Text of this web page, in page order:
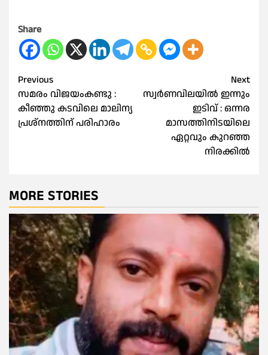
Share
Post
navigation
Previous
സമരം വിജയംകണ്ടു :
കീഞ്ഞു കടവിലെ മാലിന്യ
പ്രശ്നത്തിന് പരിഹാരം
Next
സ്വർണവിലയിൽ ഇന്നും
ഇടിവ് : ഒന്നര
മാസത്തിനിടയിലെ
ഏറ്റവും കുറഞ്ഞ
നിരക്കിൽ
MORE STORIES